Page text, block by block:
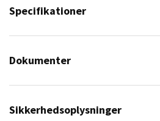
Specifikationer
Dokumenter
Sikkerhedsoplysninger